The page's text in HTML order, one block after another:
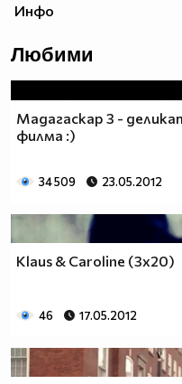
Инфо
Любими
Мадагаскар 3 -
филма :)
34 509 23.05.2012
Klaus & Caroline (3x20)
46 17.05.2012